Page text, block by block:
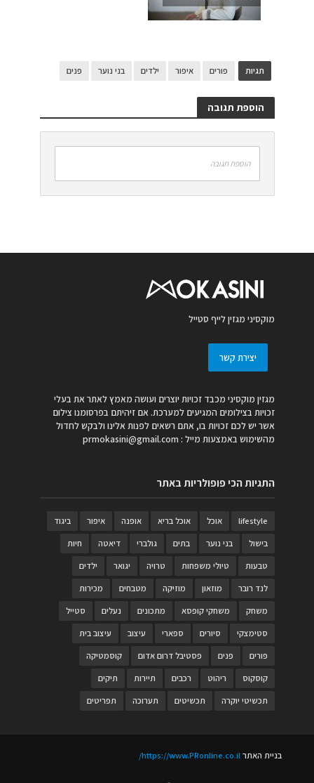
תגיות פורים איפור ילדים בני נוער פנים
הוספת תגובה
הוספת תגובה
מוקסיני מגזין לייף סטייל
יצירת קשר
מגזין מוקסיני מכבד זכויות יוצרים ועושה מאמץ לאתר את בעלי
זכויות בצילומים המגיעים למערכת. אם זיהיתם בפרסומנו צילום
אשר יש לכם זכויות בו, אתם רשאים לפנות אלינו ולבקש לחדול
מהשימוש באמצעות מייל : prmokasini@gmail.com
התגיות הכי פופולריות באתר
lifestyle אוכל אוכל בריא אופנה איפור
ביגוד
בישול
בני נוער בתים גולברי דיאטה
חיות
טבעות
טיולי משפחות טרויה יגואר
ילדים
לנד רובר
מוזאון מוזיקה מטבחים
מכירות
משחק
משחקי קופסא מתכונים נעלים
סטייל
סטימצקי
סיורים ספארי עיצוב
עיצוב בית
פורים
פנים פסטיבל דרום אדום
קוסמטיקה
קוסקוס
ריהוט רכבים תיירות
תיקים
תכשיטי יוקרה
תכשיטים תערוכה תפריטים
בניית האתרhttps://www.PRonline.co.il/